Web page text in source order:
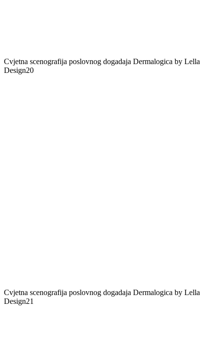
Cvjetna scenografija poslovnog dogadaja Dermalogica by Lella
Design20
Cvjetna scenografija poslovnog dogadaja Dermalogica by Lella
Design21